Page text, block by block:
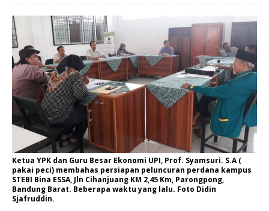
Ketua YPK dan Guru Besar Ekonomi UPI, Prof. Syamsuri. S.A (
pakai peci) membahas persiapan peluncuran perdana kampus
STEBI Bina ESSA, Jln Cihanjuang KM 2,45 Km, Parongpong,
Bandung Barat. Beberapa waktu yang lalu. Foto Didin
Sjafruddin.